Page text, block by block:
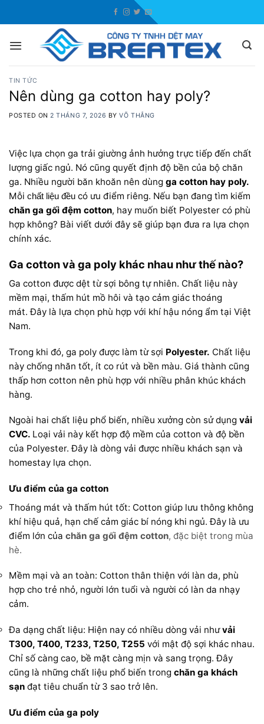
TIN TỨC
Nên dùng ga cotton hay poly?
POSTED ON2 THÁNG 7, 2026 BYVÕ THẮNG
Việc lựa chọn ga trải giường ảnh hưởng trực tiếp đến chất
lượng giấc ngủ. Nó cũng quyết định độ bền của bộ chăn
ga. Nhiều người băn khoăn nên dùng ga cotton hay poly.
Mỗi chất liệu đều có ưu điểm riêng. Nếu bạn đang tìm kiếm
chăn ga gối đệm cotton, hay muốn biết Polyester có phù
hợp không? Bài viết dưới đây sẽ giúp bạn đưa ra lựa chọn
chính xác.
Ga cotton và ga poly khác nhau như thế nào?
Ga cotton được dệt từ sợi bông tự nhiên. Chất liệu này
mềm mại, thấm hút mồ hôi và tạo cảm giác thoáng
mát. Đây là lựa chọn phù hợp với khí hậu nóng ẩm tại Việt
Nam.
Trong khi đó, ga poly được làm từ sợi Polyester. Chất liệu
này chống nhăn tốt, ít co rút và bền màu. Giá thành cũng
thấp hơn cotton nên phù hợp với nhiều phân khúc khách
hàng.
Ngoài hai chất liệu phổ biến, nhiều xưởng còn sử dụng vải
CVC. Loại vải này kết hợp độ mềm của cotton và độ bền
của Polyester. Đây là dòng vải được nhiều khách sạn và
homestay lựa chọn.
Ưu điểm của ga cotton
Thoáng mát và thấm hút tốt: Cotton giúp lưu thông không
khí hiệu quả, hạn chế cảm giác bí nóng khi ngủ. Đây là ưu
điểm lớn của chăn ga gối đệm cotton, đặc biệt trong mùa
hè.
Mềm mại và an toàn: Cotton thân thiện với làn da, phù
hợp cho trẻ nhỏ, người lớn tuổi và người có làn da nhạy
cảm.
Đa dạng chất liệu: Hiện nay có nhiều dòng vải nhưvải
T300, T400, T233, T250, T255 với mật độ sợi khác nhau.
Chỉ số càng cao, bề mặt càng mịn và sang trọng. Đây
cũng là những chất liệu phổ biến trong chăn ga khách
sạn đạt tiêu chuẩn từ 3 sao trở lên.
Ưu điểm của ga poly